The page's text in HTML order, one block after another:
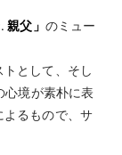
親父」 のミュー
として、そし
心境が素朴に表
よるもので、サ